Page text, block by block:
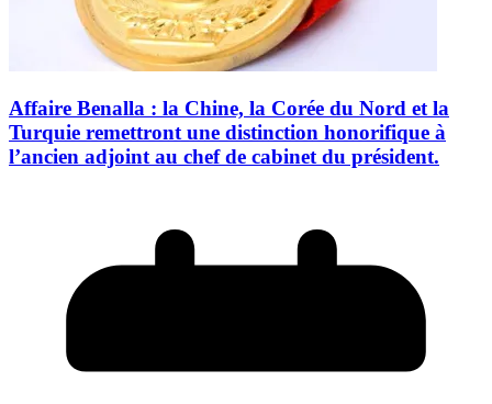
Affaire Benalla : la Chine, la Corée du Nord et la
Turquie remettront une distinction honorifique à
l’ancien adjoint au chef de cabinet du président.